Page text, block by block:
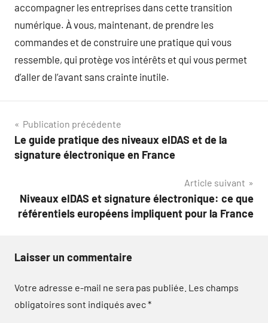
accompagner les entreprises dans cette transition
numérique. À vous, maintenant, de prendre les
commandes et de construire une pratique qui vous
ressemble, qui protège vos intérêts et qui vous permet
d’aller de l’avant sans crainte inutile.
Navigation
de
Publication précédente
Le guide pratique des niveaux eIDAS et de la
signature électronique en France
Article suivant
Niveaux eIDAS et signature électronique: ce que
référentiels européens impliquent pour la France
Laisser un commentaire
Votre adresse e-mail ne sera pas publiée. Les champs
obligatoires sont indiqués avec*